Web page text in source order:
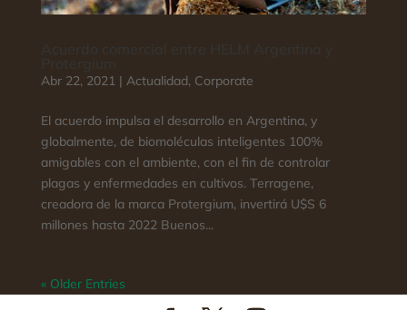
Abr 22, 2021| Actualidad, Corporate
El acuerdo impulsa el desarrollo en Argentina, y
globalmente, de biomoléculas inteligentes 100%
amigables con el ambiente, con el fin de controlar
plagas y enfermedades en cultivos. Terragene,
creadora de la marca Protergium, invertirá U$S 6
millones hasta 2022 Buenos...
« Older Entries